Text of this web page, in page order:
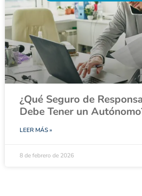
¿Qué Seguro de
Debe Tener un
LEER MÁS »
8 de febrero de 2026